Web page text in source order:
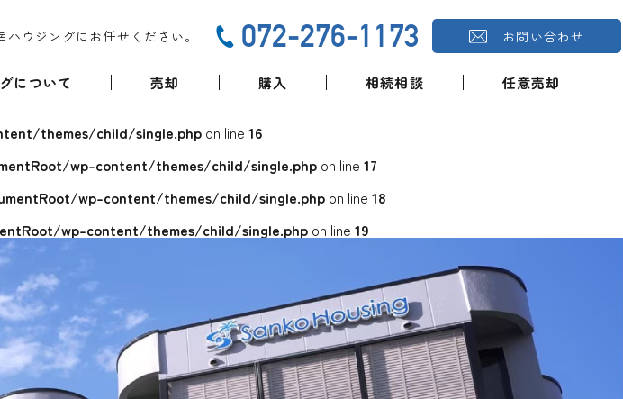
ウジングにお任せください。 072-276-1173 お問い合わせ
について 売却 購入 相続相談 任意売却
themes/child/single.php on line 16
wp-content/themes/child/single.php on line 17
wp-content/themes/child/single.php on line 18
wp-content/themes/child/single.php on line 19